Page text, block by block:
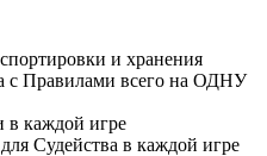
и хранения
с Правилами всего на ОДНУ
в каждой игре
Судейства в каждой игре